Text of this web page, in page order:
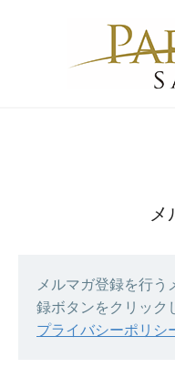
メ
メルマガ登録を行う
録ボタンをクリック
プライバシーポリシ